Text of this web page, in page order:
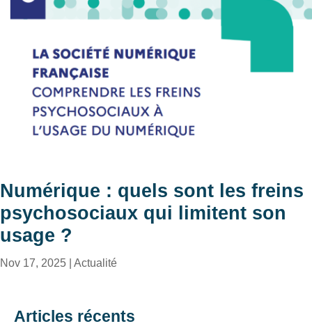
Numérique : quels sont les freins
psychosociaux qui limitent son
usage ?
Nov 17, 2025 Actualité
Articles récents